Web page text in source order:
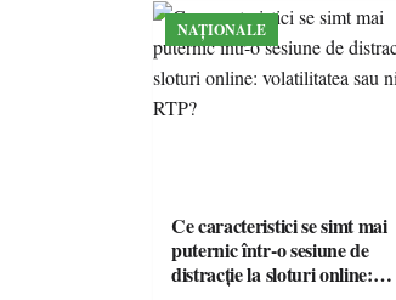
NAȚIONALE
Ce caracteristici se simt mai
puternic într-o sesiune de
distracție la sloturi online: